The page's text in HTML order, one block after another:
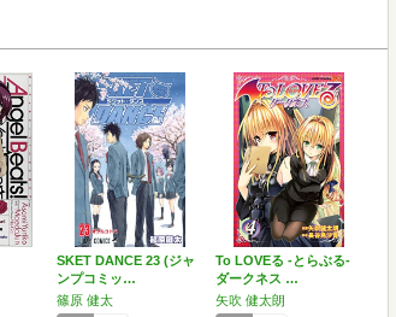
SKET DANCE 23 (ジャ
ンプコミッ…
篠原 健太
To LOVEる -とらぶる-
ダークネス …
矢吹 健太朗